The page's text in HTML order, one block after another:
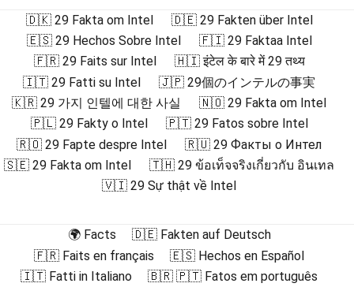
🇩🇰 29 Fakta om Intel
🇩🇪 29 Fakten über Intel
🇪🇸 29 Hechos Sobre Intel
🇫🇮 29 Faktaa Intel
🇫🇷 29 Faits sur Intel
🇭🇮 इंटेल के बारे में 29 तथ्य
🇮🇹 29 Fatti su Intel
🇯🇵 29個のインテルの事実
🇰🇷 29 가지 인텔에 대한 사실
🇳🇴 29 Fakta om Intel
🇵🇱 29 Fakty o Intel
🇵🇹 29 Fatos sobre Intel
🇷🇴 29 Fapte despre Intel
🇷🇺 29 Факты о Интел
🇸🇪 29 Fakta om Intel
🇹🇭 29 ข้อเท็จจริงเกี่ยวกับ อินเทล
🇻🇮 29 Sự thật về Intel
🌍 Facts
🇩🇪 Fakten auf Deutsch
🇫🇷 Faits en français
🇪🇸 Hechos en Español
🇮🇹 Fatti in Italiano
🇧🇷 🇵🇹 Fatos em português